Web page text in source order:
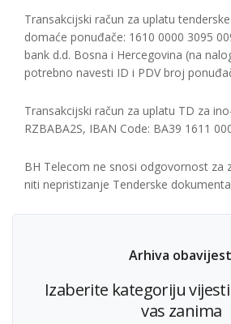
Transakcijski račun za uplatu
domaće ponuđače: 1610 0000 3095
bank d.d. Bosna i Hercegovina (na
potrebno navesti ID i PDV broj
Transakcijski račun za uplatu TD za
RZBABA2S, IBAN Code: BA39 1611
BH Telecom ne snosi odgovornost za
niti nepristizanje Tenderske
Arhiva
Izaberite kategoriju
vas zanima